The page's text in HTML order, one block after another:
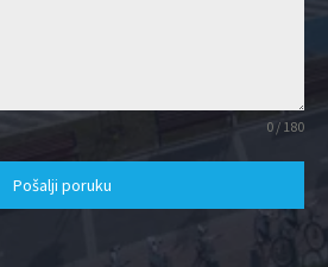
0 / 180
Pošalji poruku